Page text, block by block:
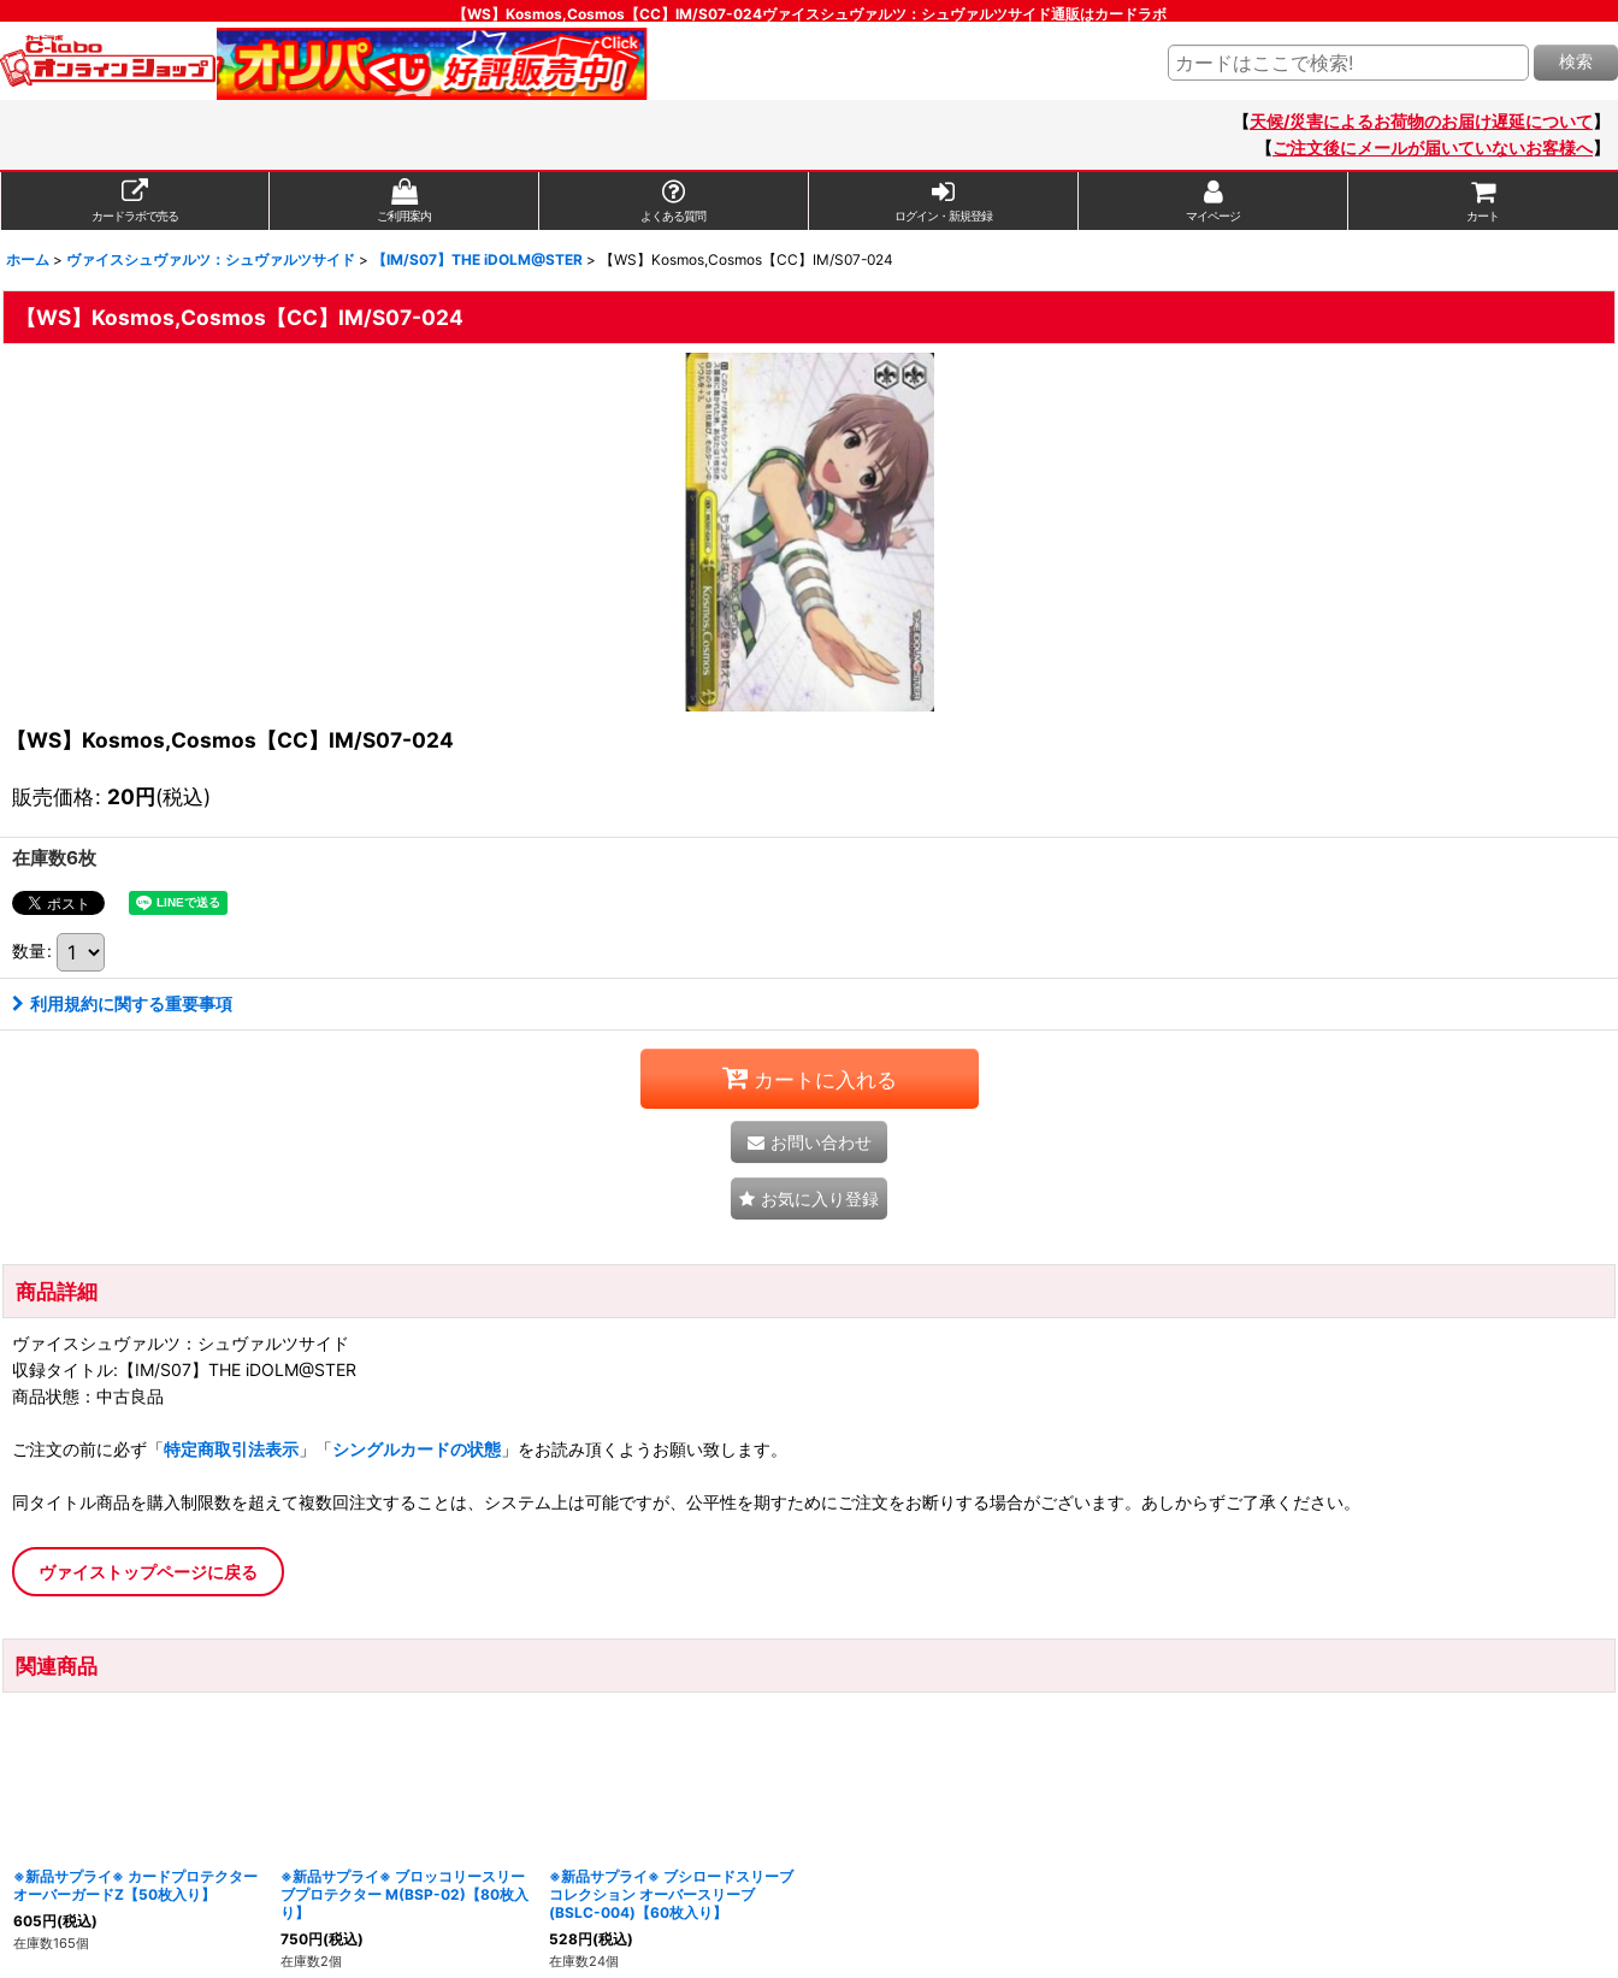
【WS】Kosmos,Cosmos【CC】IM/S07-024ヴァイスシュヴァルツ：シュヴァルツサイド通販はカードラボ
検索
【天候/災害によるお荷物のお届け遅延について】
【ご注文後にメールが届いていないお客様へ】
カードラボで売る ご利用案内 よくある質問 ログイン・新規登録 マイページ カート
ホーム > ヴァイスシュヴァルツ：シュヴァルツサイド > 【IM/S07】THE iDOLM@STER > 【WS】Kosmos,Cosmos【CC】IM/S07-024
【WS】Kosmos,Cosmos【CC】IM/S07-024
【WS】Kosmos,Cosmos【CC】IM/S07-024
販売価格: 20円(税込)
在庫数6枚
数量:
利用規約に関する重要事項
カートに入れる
お問い合わせ
お気に入り登録
商品詳細
ヴァイスシュヴァルツ：シュヴァルツサイド
収録タイトル:【IM/S07】THE iDOLM@STER
商品状態：中古良品
ご注文の前に必ず「特定商取引法表示 」「シングルカードの状態 」をお読み頂くようお願い致します。
同タイトル商品を購入制限数を超えて複数回注文することは、システム上は可能ですが、公平性を期すためにご注文をお断りする場合がございます。あしからずご了承ください。
ヴァイストップページに戻る
関連商品
※新品サプライ※ カードプロテクター
オーバーガードZ【50枚入り】
605円(税込)
在庫数165個
※新品サプライ※ ブロッコリースリー
ブプロテクター M(BSP-02)【80枚入
り】
750円(税込)
在庫数2個
※新品サプライ※ ブシロードスリーブ
コレクション オーバースリーブ
(BSLC-004)【60枚入り】
528円(税込)
在庫数24個